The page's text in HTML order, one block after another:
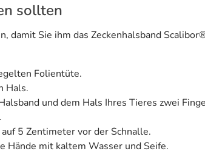
sollten
damit Sie ihm das Zeckenhalsband
Folientüte.
Hals.
und dem Hals Ihres Tieres zwei
5 Zentimeter vor der Schnalle.
Hände mit kaltem Wasser und Seife.